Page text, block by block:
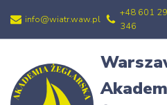
Przejdź
treści
info@wiatr.waw.pl
+48 601
346